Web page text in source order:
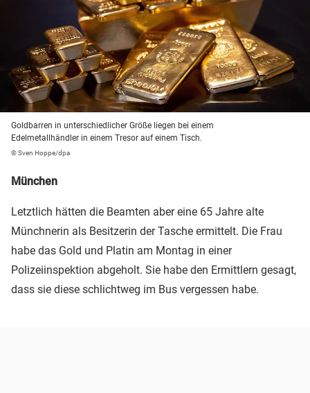
Goldbarren in unterschiedlicher Größe liegen bei einem
Edelmetallhändler in einem Tresor auf einem Tisch.
© Sven Hoppe/dpa
München
Letztlich hätten die Beamten aber eine 65 Jahre alte
Münchnerin als Besitzerin der Tasche ermittelt. Die Frau
habe das Gold und Platin am Montag in einer
Polizeiinspektion abgeholt. Sie habe den Ermittlern gesagt,
dass sie diese schlichtweg im Bus vergessen habe.